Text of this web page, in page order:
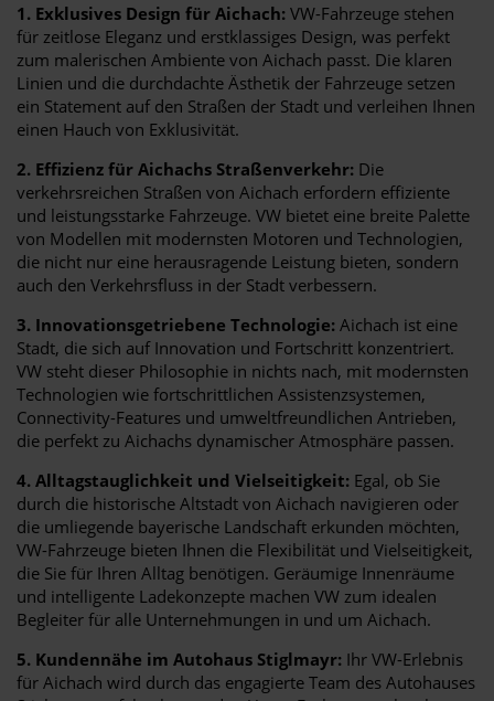
1. Exklusives Design für Aichach: VW-Fahrzeuge stehen
für zeitlose Eleganz und erstklassiges Design, was perfekt
zum malerischen Ambiente von Aichach passt. Die klaren
Linien und die durchdachte Ästhetik der Fahrzeuge setzen
ein Statement auf den Straßen der Stadt und verleihen Ihnen
einen Hauch von Exklusivität.
2. Effizienz für Aichachs Straßenverkehr: Die
verkehrsreichen Straßen von Aichach erfordern effiziente
und leistungsstarke Fahrzeuge. VW bietet eine breite Palette
von Modellen mit modernsten Motoren und Technologien,
die nicht nur eine herausragende Leistung bieten, sondern
auch den Verkehrsfluss in der Stadt verbessern.
3. Innovationsgetriebene Technologie: Aichach ist eine
Stadt, die sich auf Innovation und Fortschritt konzentriert.
VW steht dieser Philosophie in nichts nach, mit modernsten
Technologien wie fortschrittlichen Assistenzsystemen,
Connectivity-Features und umweltfreundlichen Antrieben,
die perfekt zu Aichachs dynamischer Atmosphäre passen.
4. Alltagstauglichkeit und Vielseitigkeit: Egal, ob Sie
durch die historische Altstadt von Aichach navigieren oder
die umliegende bayerische Landschaft erkunden möchten,
VW-Fahrzeuge bieten Ihnen die Flexibilität und Vielseitigkeit,
die Sie für Ihren Alltag benötigen. Geräumige Innenräume
und intelligente Ladekonzepte machen VW zum idealen
Begleiter für alle Unternehmungen in und um Aichach.
5. Kundennähe im Autohaus Stiglmayr: Ihr VW-Erlebnis
für Aichach wird durch das engagierte Team des Autohauses